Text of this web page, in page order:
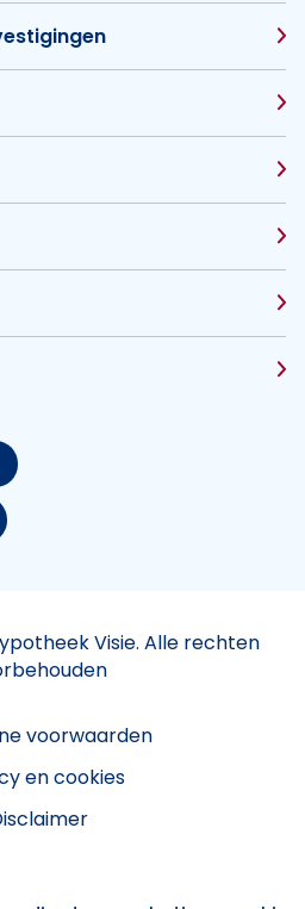
Visie. Alle rechten
voorwaarden
en cookies